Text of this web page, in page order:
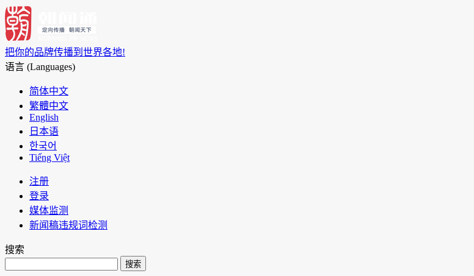
把你的品牌传播到世界各地!
语言 (Languages)
简体中文
繁體中文
English
日本语
한국어
Tiếng Việt
注册
登录
媒体监测
新闻稿违规词检测
搜索
搜索